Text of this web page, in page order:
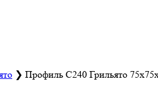
❯ Профиль С240 Грильято